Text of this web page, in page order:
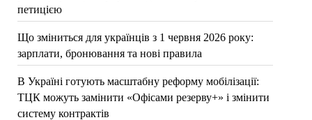
петицією
Що зміниться для українців з 1 червня 2026 року:
зарплати, бронювання та нові правила
В Україні готують масштабну реформу мобілізації:
ТЦК можуть замінити «Офісами резерву+» і змінити
систему контрактів